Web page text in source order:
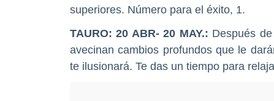
superiores. Número para el éxito, 1.
TAURO: 20 ABR- 20 MAY.: Después
avecinan cambios profundos que le
te ilusionará. Te das un tiempo para